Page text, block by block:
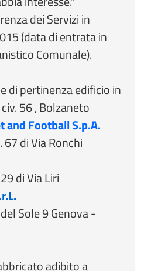
dei Servizi in
(data di entrata in
Comunale).
di pertinenza edificio in
56 , Bolzaneto
and Football S.p.A.
di Via Ronchi
di Via Liri
Sole 9 Genova -
adibito a